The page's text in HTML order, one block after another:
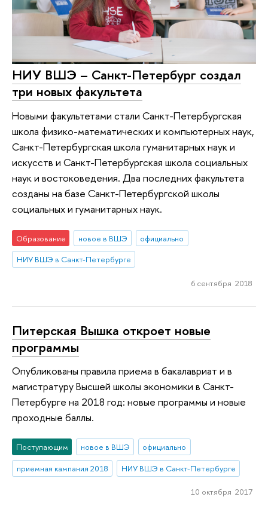
НИУ ВШЭ – Санкт-Петербург создал
три новых факультета
Новыми факультетами стали Санкт-Петербургская
школа физико-математических и компьютерных наук,
Санкт-Петербургская школа гуманитарных наук и
искусств и Санкт-Петербургская школа социальных
наук и востоковедения. Два последних факультета
созданы на базе Санкт-Петербургской школы
социальных и гуманитарных наук.
Образование новое в ВШЭ
официально
НИУ ВШЭ в Санкт-Петербурге
6 сентября 2018
Питерская Вышка откроет новые
программы
Опубликованы правила приема в бакалавриат и в
магистратуру Высшей школы экономики в Санкт-
Петербурге на 2018 год: новые программы и новые
проходные баллы.
Поступающим новое в ВШЭ
официально
приемная кампания 2018
НИУ ВШЭ в Санкт-Петербурге
10 октября 2017